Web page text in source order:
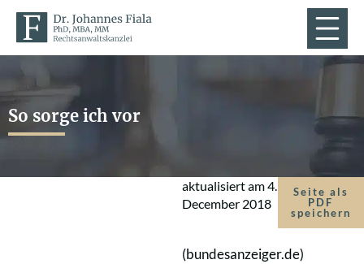
So sorge ich vor
aktualisiert am4.
December 2018
Seite als
PDF
speichern
(bundesanzeiger.de)